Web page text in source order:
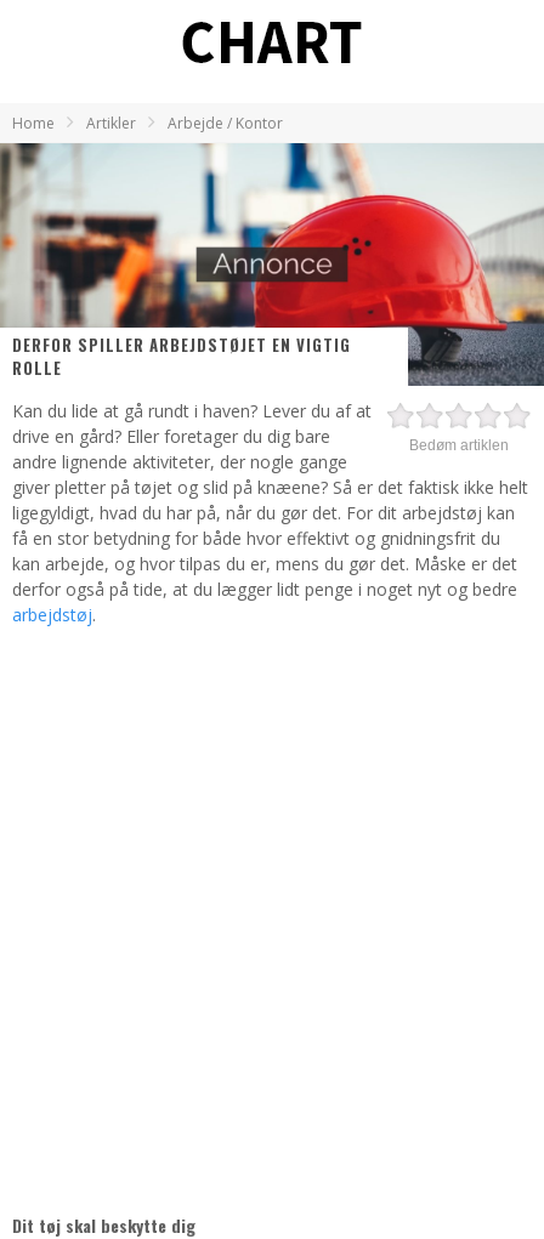
Home Artikler Arbejde / Kontor
DERFOR SPILLER ARBEJDSTØJET EN VIGTIG
ROLLE
Bedøm artiklen
Kan du lide at gå rundt i haven? Lever du af at
drive en gård? Eller foretager du dig bare
andre lignende aktiviteter, der nogle gange
giver pletter på tøjet og slid på knæene? Så er det faktisk ikke helt
ligegyldigt, hvad du har på, når du gør det. For dit arbejdstøj kan
få en stor betydning for både hvor effektivt og gnidningsfrit du
kan arbejde, og hvor tilpas du er, mens du gør det. Måske er det
derfor også på tide, at du lægger lidt penge i noget nyt og bedre
arbejdstøj.
Dit tøj skal beskytte dig